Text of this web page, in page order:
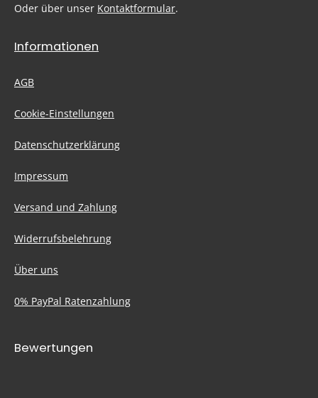
Oder über unser Kontaktformular.
Informationen
AGB
Cookie-Einstellungen
Datenschutzerklärung
Impressum
Versand und Zahlung
Widerrufsbelehrung
Über uns
0% PayPal Ratenzahlung
Bewertungen